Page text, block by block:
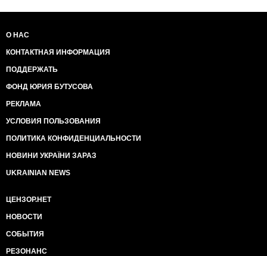
О НАС
КОНТАКТНАЯ ИНФОРМАЦИЯ
ПОДДЕРЖАТЬ
ФОНД ЮРИЯ БУТУСОВА
РЕКЛАМА
УСЛОВИЯ ПОЛЬЗОВАНИЯ
ПОЛИТИКА КОНФИДЕНЦИАЛЬНОСТИ
НОВИНИ УКРАЇНИ ЗАРАЗ
UKRAINIAN NEWS
ЦЕНЗОР.НЕТ
НОВОСТИ
СОБЫТИЯ
РЕЗОНАНС